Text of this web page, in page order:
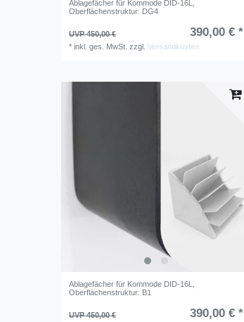
Ablagefächer für Kommode DID-16L
Oberflächenstruktur: DG4
UVP 450,00 € 390,00 € *
*inkl. ges. MwSt. zzgl.Versandkosten
Ablagefächer für Kommode DID-16L
Oberflächenstruktur: B1
UVP 450,00 € 390,00 € *